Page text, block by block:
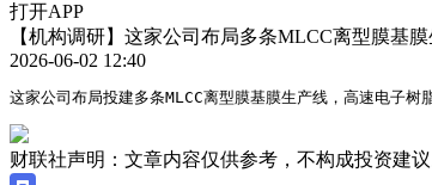
打开APP
【机构调研】这家公司布局多条MLCC离型膜基
2026-06-02 12:40
这家公司布局投建多条MLCC离型膜基膜生产线，高速电子
财联社声明：文章内容仅供参考，不构成投资建